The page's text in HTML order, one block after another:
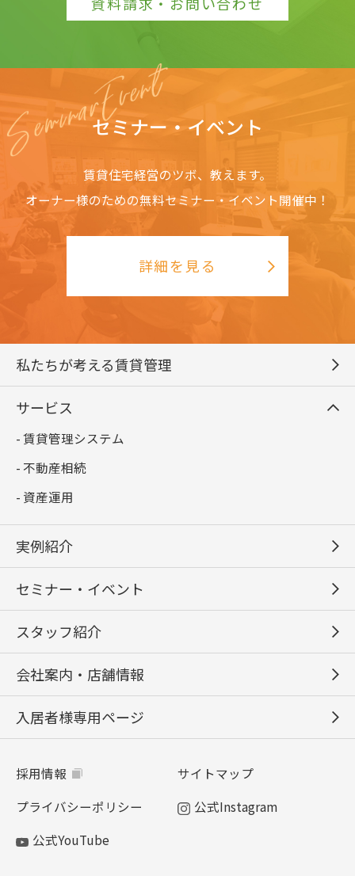
セミナー・イベント
賃貸住宅経営のツボ、教えます。
オーナー様のための無料セミナー・イベント開催中！
詳細を見る
私たちが考える賃貸管理
サービス
- 賃貸管理システム
- 不動産相続
- 資産運用
実例紹介
セミナー・イベント
スタッフ紹介
会社案内・店舗情報
入居者様専用ページ
採用情報
サイトマップ
プライバシーポリシー
公式Instagram
公式YouTube